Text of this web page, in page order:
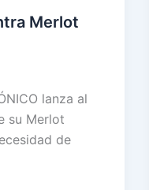
Merlot
lanza al
su Merlot
de